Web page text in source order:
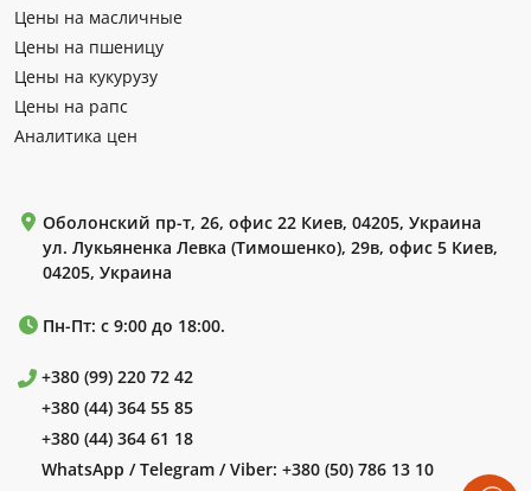
Цены на масличные
Цены на пшеницу
Цены на кукурузу
Цены на рапс
Аналитика цен
Оболонский пр-т, 26, офис 22 Киев, 04205, Украина
ул. Лукьяненка Левка (Тимошенко), 29в, офис 5 Киев,
04205, Украина
Пн-Пт: с 9:00 до 18:00.
+380 (99) 220 72 42
+380 (44) 364 55 85
+380 (44) 364 61 18
WhatsApp / Telegram / Viber: +380 (50) 786 13 10